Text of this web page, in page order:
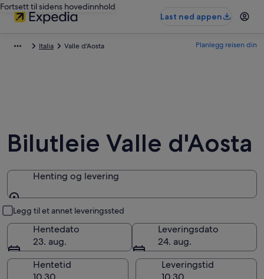
Fortsett til sidens hovedinnhold
Last ned appen
Italia Valle d'Aosta Planlegg reisen din
Bilutleie Valle d'Aosta
Henting og levering
Legg til et annet leveringssted
Hentedato
23. aug.
Leveringsdato
24. aug.
Hentetid
Leveringstid